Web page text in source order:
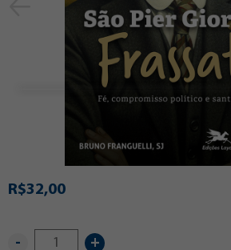
R$32,00
- +